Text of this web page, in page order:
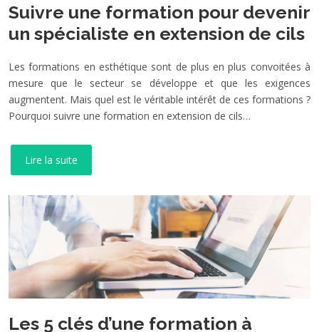
Suivre une formation pour devenir
un spécialiste en extension de cils
Les formations en esthétique sont de plus en plus convoitées à
mesure que le secteur se développe et que les exigences
augmentent. Mais quel est le véritable intérêt de ces formations ?
Pourquoi suivre une formation en extension de cils…
Lire la suite
Les 5 clés d’une formation à